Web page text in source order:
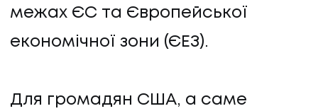
межах ЄС та Європейської
економічної зони (ЄЕЗ).
Для громадян США, а саме